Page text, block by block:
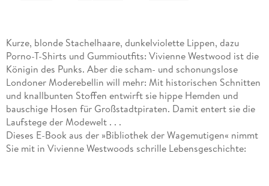
Kurze, blonde Stachelhaare, dunkelviolette Lippen, dazu
Porno-T-Shirts und Gummioutfits: Vivienne Westwood ist die
Königin des Punks. Aber die scham- und schonungslose
Londoner Moderebellin will mehr: Mit historischen Schnitten
und knallbunten Stoffen entwirft sie hippe Hemden und
bauschige Hosen für Großstadtpiraten. Damit entert sie die
Laufstege der Modewelt . . .
Dieses E-Book aus der »Bibliothek der Wagemutigen« nimmt
Sie mit in Vivienne Westwoods schrille Lebensgeschichte: